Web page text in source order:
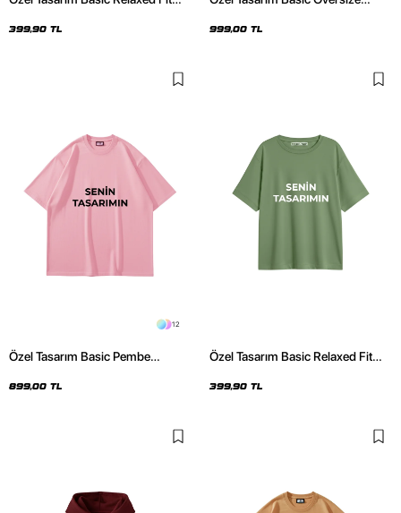
399,90 TL 999,00 TL
12
Özel Tasarım Basic Pembe
899,00 TL
Özel Tasarım Basic Relaxed Fit
399,90 TL